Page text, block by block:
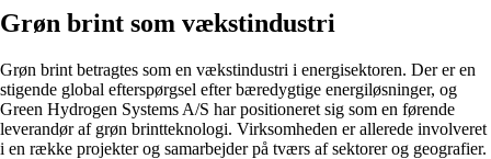
Grøn brint som vækstindustri
Grøn brint betragtes som en vækstindustri i energisektoren. Der er en
stigende global efterspørgsel efter bæredygtige energiløsninger, og
Green Hydrogen Systems A/S har positioneret sig som en førende
leverandør af grøn brintteknologi. Virksomheden er allerede involveret
i en række projekter og samarbejder på tværs af sektorer og geografier.